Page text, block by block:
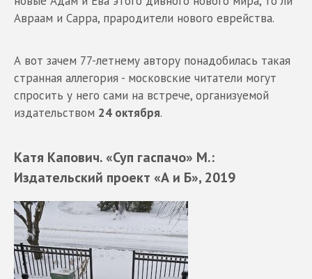
Авраам и Сарра, прародители нового еврейства.
А вот зачем 77-летнему автору понадобилась такая
странная аллегория - московские читатели могут
спросить у него сами на встрече, организуемой
издательством 24 октября.
Катя Капович. «Суп гаспачо» М.:
Издательский проект «А и Б», 2019